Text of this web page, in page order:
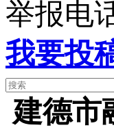
举报电
我要投
建德市